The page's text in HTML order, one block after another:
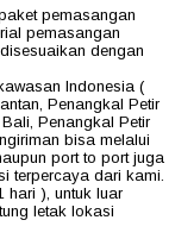
pemasangan
pemasangan
dengan
Indonesia (
Penangkal Petir
Penangkal Petir
bisa melalui
port to port juga
terpercaya dari kami.
hari ), untuk luar
letak lokasi